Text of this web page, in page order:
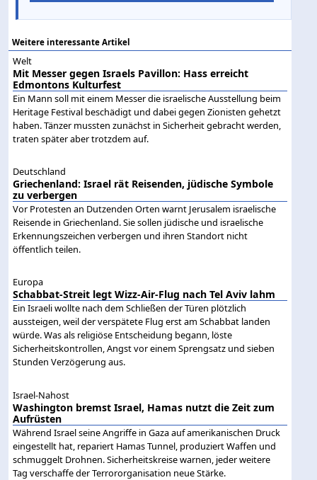
Weitere interessante Artikel
Welt
Mit Messer gegen Israels Pavillon: Hass erreicht
Edmontons Kulturfest
Ein Mann soll mit einem Messer die israelische Ausstellung beim
Heritage Festival beschädigt und dabei gegen Zionisten gehetzt
haben. Tänzer mussten zunächst in Sicherheit gebracht werden,
traten später aber trotzdem auf.
Deutschland
Griechenland: Israel rät Reisenden, jüdische Symbole
zu verbergen
Vor Protesten an Dutzenden Orten warnt Jerusalem israelische
Reisende in Griechenland. Sie sollen jüdische und israelische
Erkennungszeichen verbergen und ihren Standort nicht
öffentlich teilen.
Europa
Schabbat-Streit legt Wizz-Air-Flug nach Tel Aviv lahm
Ein Israeli wollte nach dem Schließen der Türen plötzlich
aussteigen, weil der verspätete Flug erst am Schabbat landen
würde. Was als religiöse Entscheidung begann, löste
Sicherheitskontrollen, Angst vor einem Sprengsatz und sieben
Stunden Verzögerung aus.
Israel-Nahost
Washington bremst Israel, Hamas nutzt die Zeit zum
Aufrüsten
Während Israel seine Angriffe in Gaza auf amerikanischen Druck
eingestellt hat, repariert Hamas Tunnel, produziert Waffen und
schmuggelt Drohnen. Sicherheitskreise warnen, jeder weitere
Tag verschaffe der Terrororganisation neue Stärke.